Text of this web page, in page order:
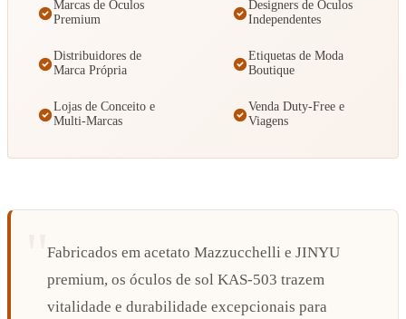
Marcas de Óculos
Premium
Designers de Óculos
Independentes
Distribuidores de
Marca Própria
Etiquetas de Moda
Boutique
Lojas de Conceito e
Multi-Marcas
Venda Duty-Free e
Viagens
Fabricados em acetato Mazzucchelli e JINYU
premium, os óculos de sol KAS-503 trazem
vitalidade e durabilidade excepcionais para